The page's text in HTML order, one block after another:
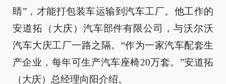
睛”，才能打包装车运输到汽车工厂。他工作的
安道拓（大庆）汽车部件有限公司，与沃尔沃
汽车大庆工厂一路之隔。“作为一家汽车配套生
产企业，每年可生产汽车座椅20万套。”安道拓
（大庆）总经理向阳介绍。